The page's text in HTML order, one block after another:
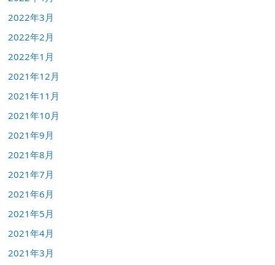
2022年3月
2022年2月
2022年1月
2021年12月
2021年11月
2021年10月
2021年9月
2021年8月
2021年7月
2021年6月
2021年5月
2021年4月
2021年3月